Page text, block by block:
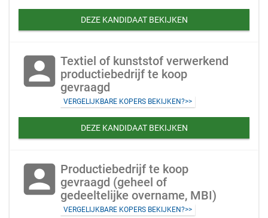
DEZE KANDIDAAT BEKIJKEN
account_box Textiel of kunststof verwerkend
productiebedrijf te koop
gevraagd
VERGELIJKBARE KOPERS BEKIJKEN?>>
DEZE KANDIDAAT BEKIJKEN
account_box Productiebedrijf te koop
gevraagd (geheel of
gedeeltelijke overname, MBI)
VERGELIJKBARE KOPERS BEKIJKEN?>>